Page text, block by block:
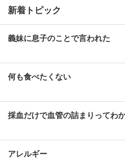
新着トピック
義妹に息子のことで言われた
何も食べたくない
採血だけで血管の詰まりってわ
アレルギー